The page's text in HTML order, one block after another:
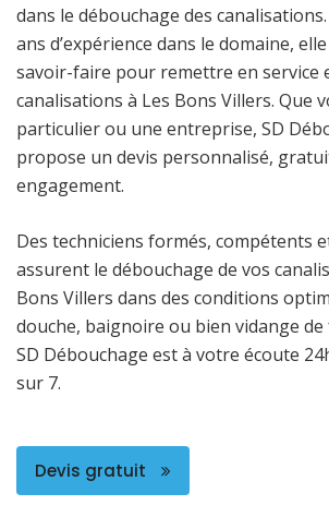
dans le débouchage des
ans d’expérience dans le domaine,
savoir-faire pour remettre en service
canalisations à Les Bons Villers. Que
particulier ou une entreprise, SD
propose un devis personnalisé,
engagement.
Des techniciens formés, compétents
assurent le débouchage de vos
Bons Villers dans des conditions
douche, baignoire ou bien vidange
SD Débouchage est à votre écoute
sur 7.
Devis gratuit